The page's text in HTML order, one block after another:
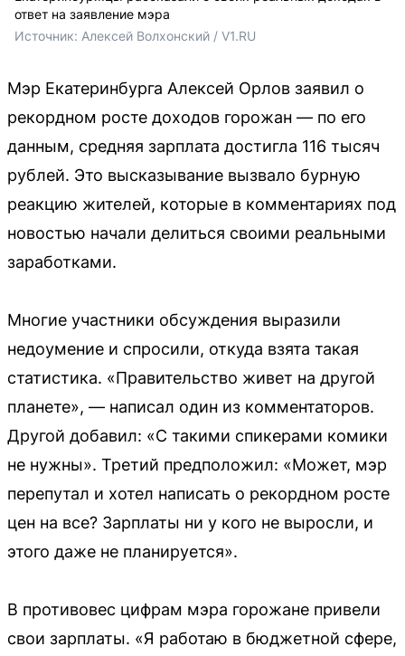
ответ на заявление мэра
Источник: Алексей Волхонский / V1.RU
Мэр Екатеринбурга Алексей Орлов заявил о
рекордном росте доходов горожан — по его
данным, средняя зарплата достигла 116 тысяч
рублей. Это высказывание вызвало бурную
реакцию жителей, которые в комментариях под
новостью начали делиться своими реальными
заработками.
Многие участники обсуждения выразили
недоумение и спросили, откуда взята такая
статистика. «Правительство живет на другой
планете», — написал один из комментаторов.
Другой добавил: «С такими спикерами комики
не нужны». Третий предположил: «Может, мэр
перепутал и хотел написать о рекордном росте
цен на все? Зарплаты ни у кого не выросли, и
этого даже не планируется».
В противовес цифрам мэра горожане привели
свои зарплаты. «Я работаю в бюджетной сфере,